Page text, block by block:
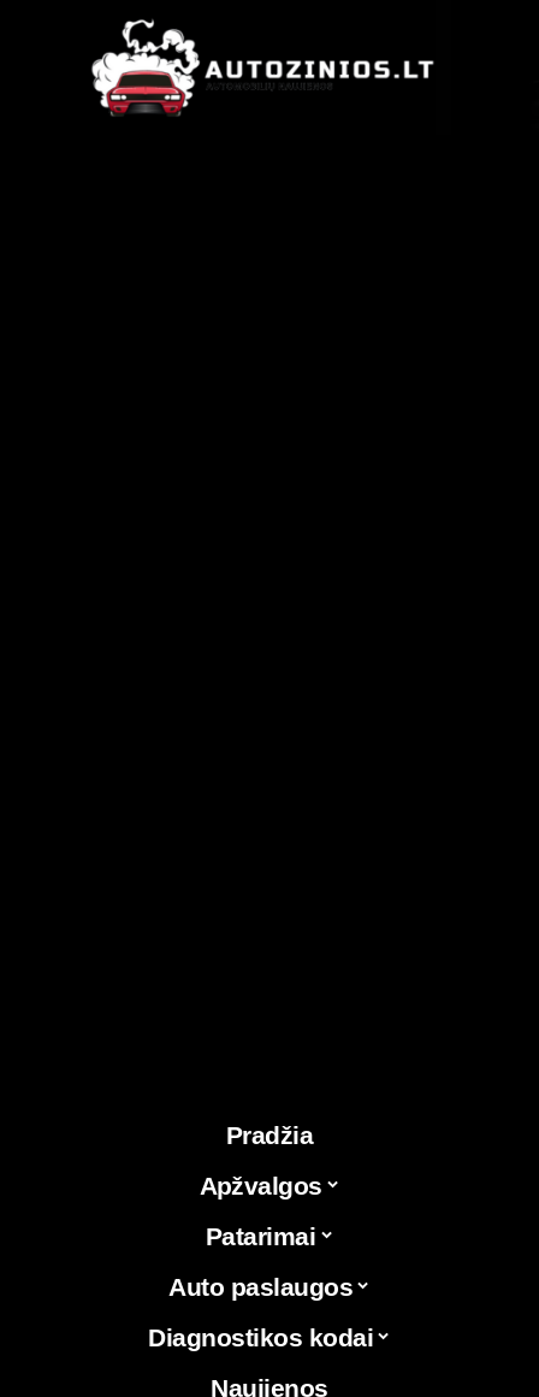
Pradžia
Apžvalgos
Patarimai
Auto paslaugos
Diagnostikos kodai
Naujienos